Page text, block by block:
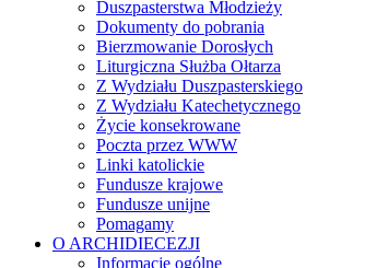
Duszpasterstwa Młodzieży
Dokumenty do pobrania
Bierzmowanie Dorosłych
Liturgiczna Służba Ołtarza
Z Wydziału Duszpasterskiego
Z Wydziału Katechetycznego
Życie konsekrowane
Poczta przez WWW
Linki katolickie
Fundusze krajowe
Fundusze unijne
Pomagamy
O ARCHIDIECEZJI
Informacje ogólne